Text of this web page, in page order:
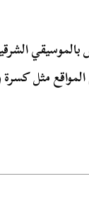
مثل كسرة